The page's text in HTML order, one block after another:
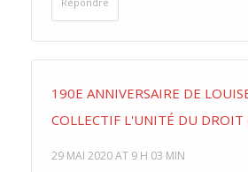
190E ANNIVERSAIRE DE
COLLECTIF L'UNITÉ DU DROIT
29 MAI 2020 AT 9 H 03 MIN